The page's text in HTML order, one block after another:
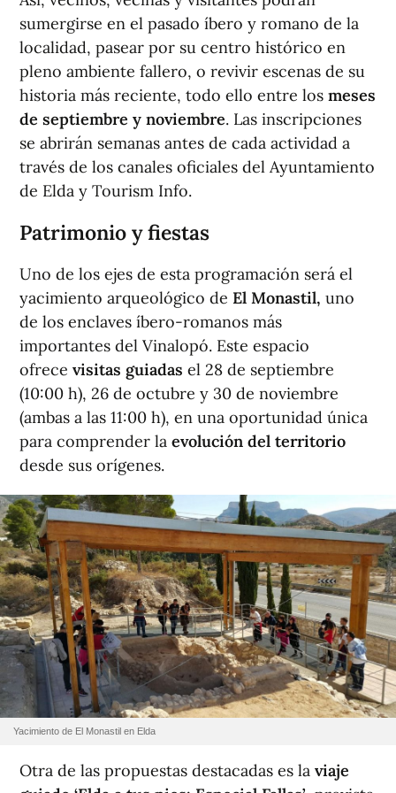
sumergirse en el pasado íbero y romano de la
localidad, pasear por su centro histórico en
pleno ambiente fallero, o revivir escenas de su
historia más reciente, todo ello entre los meses
de septiembre y noviembre. Las inscripciones
se abrirán semanas antes de cada actividad a
través de los canales oficiales del Ayuntamiento
de Elda y Tourism Info.
Patrimonio y fiestas
Uno de los ejes de esta programación será el
yacimiento arqueológico de El Monastil, uno
de los enclaves íbero-romanos más
importantes del Vinalopó. Este espacio
ofrece visitas guiadas el 28 de septiembre
(10:00 h), 26 de octubre y 30 de noviembre
(ambas a las 11:00 h), en una oportunidad única
para comprender la evolución del territorio
desde sus orígenes.
Yacimiento de El Monastil en Elda
Otra de las propuestas destacadas es la viaje